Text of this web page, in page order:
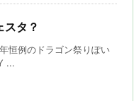
タ？
恒例のドラゴン祭りぽい
...